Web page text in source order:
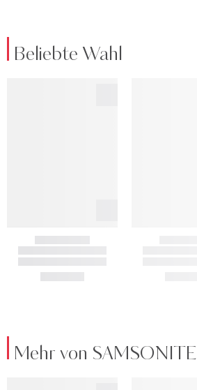
Beliebte Wahl
Mehr von SAMSONITE